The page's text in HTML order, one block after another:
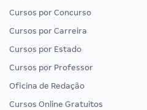
Cursos por Concurso
Cursos por Carreira
Cursos por Estado
Cursos por Professor
Oficina de Redação
Cursos Online Gratuitos